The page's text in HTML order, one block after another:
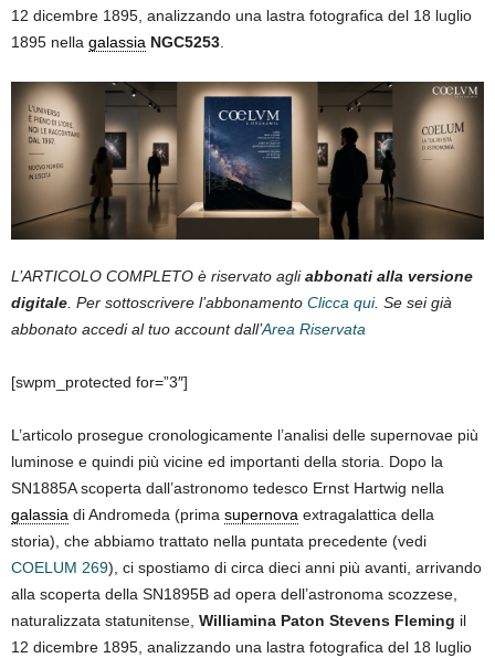
12 dicembre 1895, analizzando una lastra fotografica del 18 luglio
1895 nella galassia NGC5253.
L’ARTICOLO COMPLETO è riservato agliabbonati alla versione
digitale . Per sottoscrivere l’abbonamento Clicca qui. Se sei già
abbonato accedi al tuo account dall’Area Riservata
[swpm_protected for=”3″]
L’articolo prosegue cronologicamente l’analisi delle supernovae più
luminose e quindi più vicine ed importanti della storia. Dopo la
SN1885A scoperta dall’astronomo tedesco Ernst Hartwig nella
galassia di Andromeda (prima supernova extragalattica della
storia), che abbiamo trattato nella puntata precedente (vedi
COELUM 269), ci spostiamo di circa dieci anni più avanti, arrivando
alla scoperta della SN1895B ad opera dell’astronoma scozzese,
naturalizzata statunitense, Williamina Paton Stevens Fleming il
12 dicembre 1895, analizzando una lastra fotografica del 18 luglio